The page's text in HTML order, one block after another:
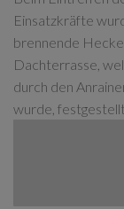
Einsatzkräfte
brennende
Dachterrasse,
durch den
wurde, festgestellt.